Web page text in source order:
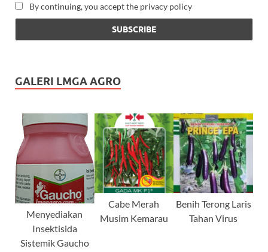
By continuing, you accept the privacy policy
GALERI LMGA AGRO
Menyediakan
Insektisida
Sistemik Gaucho
Cabe Merah
Musim Kemarau
Benih Terong Laris
Tahan Virus